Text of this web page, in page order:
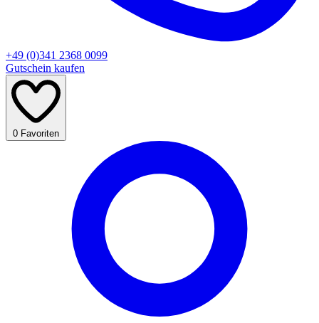
+49 (0)341 2368 0099
Gutschein kaufen
0 Favoriten